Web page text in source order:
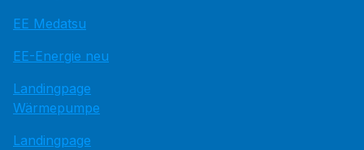
EE Medatsu
EE-Energie neu
Landingpage
Wärmepumpe
Landingpage